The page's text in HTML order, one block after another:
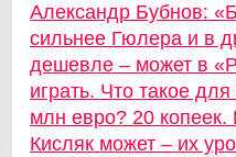
Александр Бубнов:
сильнее Гюлера и в
дешевле – может в
играть. Что такое
млн евро? 20 копеек.
Кисляк может – их